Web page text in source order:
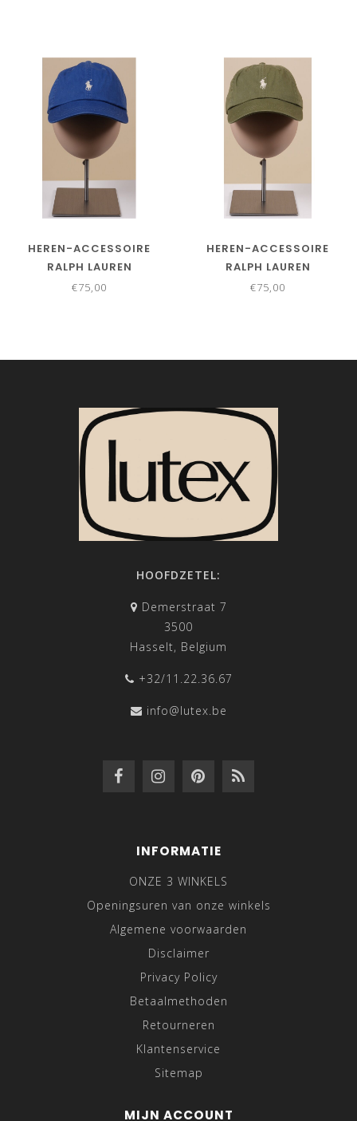
HEREN-ACCESSOIRE
RALPH LAUREN
€75,00
HEREN-ACCESSOIRE
RALPH LAUREN
€75,00
HOOFDZETEL:
Demerstraat 7
3500
Hasselt, Belgium
+32/11.22.36.67
info@lutex.be
INFORMATIE
ONZE 3 WINKELS
Openingsuren van onze winkels
Algemene voorwaarden
Disclaimer
Privacy Policy
Betaalmethoden
Retourneren
Klantenservice
Sitemap
MIJN ACCOUNT